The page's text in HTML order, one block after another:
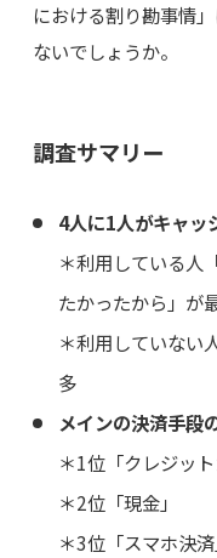
における割り勘事情
ないでしょうか。
調査サマリー
4人に1人がキャッ
＊利用している人
たかったから」が
＊利用していない
多
メインの決済手段
＊1位「クレジット
＊2位「現金」
＊3位「スマホ決済